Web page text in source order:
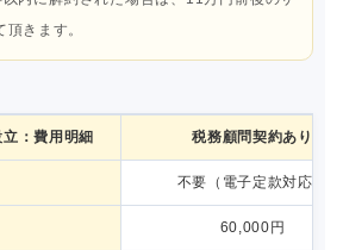
きます。
：費用明細 税務顧問契約あり
不要（電子定款対応）
60,000円